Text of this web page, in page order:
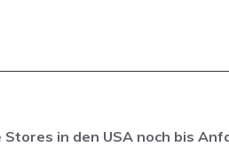
in den USA noch bis